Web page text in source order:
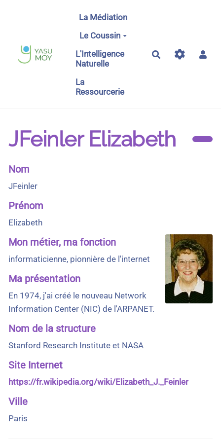
Aller au contenu principal
La Médiation
Le Coussin
L'Intelligence
Naturelle
La
Ressourcerie
Rechercher
JFeinler Elizabeth
Nom
JFeinler
Prénom
Elizabeth
Mon métier, ma fonction
informaticienne, pionnière de l'internet
Ma présentation
En 1974, j'ai créé le nouveau Network
Information Center (NIC) de l'ARPANET.
Nom de la structure
Stanford Research Institute et NASA
Site Internet
https://fr.wikipedia.org/wiki/Elizabeth_J._Feinler
Ville
Paris